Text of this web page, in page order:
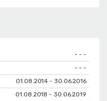
- - -
- - -
01.08.2014 - 30.06.2016
01.08.2018 - 30.06.2019